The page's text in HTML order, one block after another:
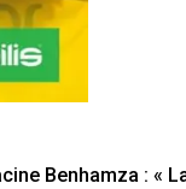
Benhamza : «